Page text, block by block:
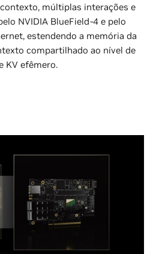
múltiplas interações e
NVIDIA BlueField‑4 e pelo
estendendo a memória da
compartilhado ao nível de
KV efêmero.